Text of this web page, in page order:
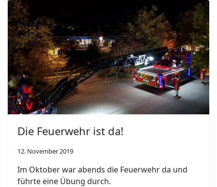
Die Feuerwehr ist da!
12. November 2019
Im Oktober war abends die Feuerwehr da und
führte eine Übung durch.